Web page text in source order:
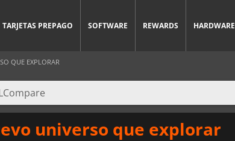
TARJETAS PREPAGO SOFTWARE REWARDS HARDWARE
QUE EXPLORAR
universo que explorar